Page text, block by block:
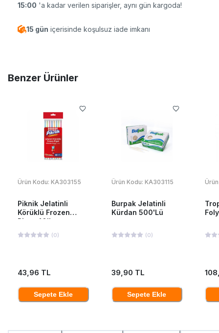
15:00 'a kadar verilen siparişler, aynı gün kargoda!
15 gün içerisinde koşulsuz iade imkanı
Benzer Ürünler
Ürün Kodu: KA303155
Piknik Jelatinli
Körüklü Frozen
Pipet 40'lı
(0)
43,96 TL
Sepete Ekle
Ürün Kodu: KA303115
Burpak Jelatinli
Kürdan 500'Lü
(0)
39,90 TL
Sepete Ekle